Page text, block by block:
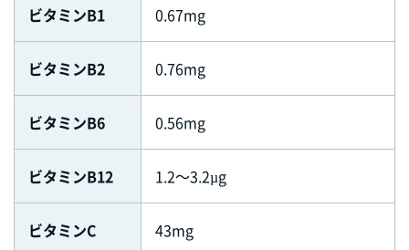
ビタミンB1 0.67mg
ビタミンB2 0.76mg
ビタミンB6 0.56mg
ビタミンB12 1.2～3.2µg
ビタミンC 43mg